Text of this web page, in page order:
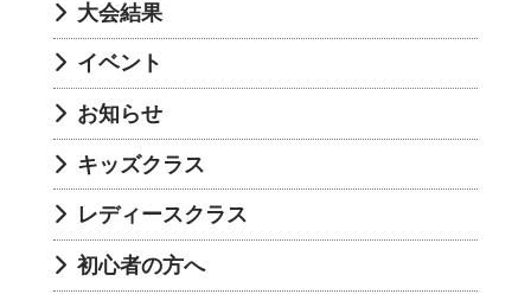
大会結果
イベント
お知らせ
キッズクラス
レディースクラス
初心者の方へ